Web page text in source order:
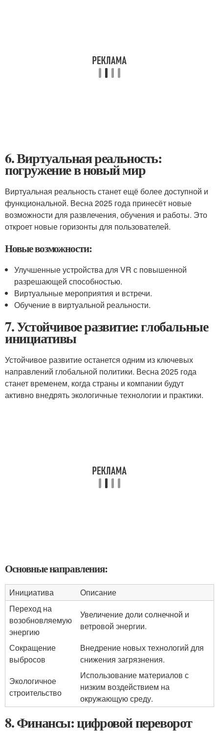
6. Виртуальная реальность:
погружение в новый мир
Виртуальная реальность станет ещё более доступной и
функциональной. Весна 2025 года принесёт новые
возможности для развлечения, обучения и работы. Это
откроет новые горизонты для пользователей.
Новые возможности:
Улучшенные устройства для VR с повышенной
разрешающей способностью.
Виртуальные мероприятия и встречи.
Обучение в виртуальной реальности.
7. Устойчивое развитие: глобальные
инициативы
Устойчивое развитие останется одним из ключевых
направлений глобальной политики. Весна 2025 года
станет временем, когда страны и компании будут
активно внедрять экологичные технологии и практики.
Основные направления:
Инициатива
Описание
Переход на
возобновляемую
энергию
Увеличение доли солнечной и
ветровой энергии.
Сокращение
выбросов
Внедрение новых технологий для
снижения загрязнения.
Экологичное
строительство
Использование материалов с
низким воздействием на
окружающую среду.
8. Финансы: цифровой переворот